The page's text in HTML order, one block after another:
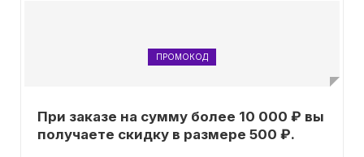
ПРОМОКОД
При заказе на сумму более 10 000 ₽ вы
получаете скидку в размере 500 ₽.